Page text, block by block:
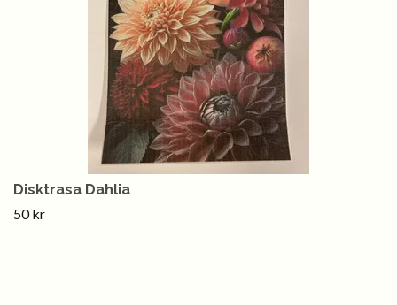
Disktrasa Dahlia
50 kr